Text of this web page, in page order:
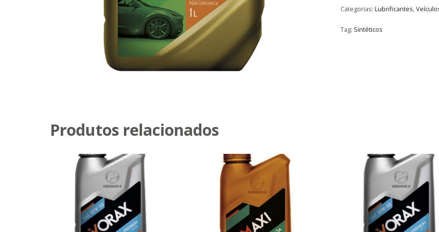
Categorias: Lubrificantes,
Tag: Sintéticos
Produtos relacionados